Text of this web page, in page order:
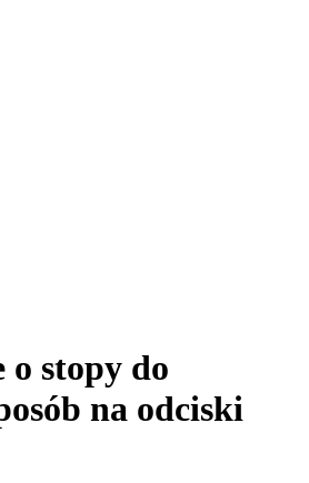
o stopy do
na odciski